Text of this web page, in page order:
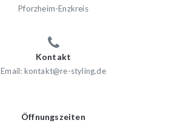
Pforzheim-Enzkreis
Kontakt
Email: kontakt@re-styling.de
Öffnungszeiten